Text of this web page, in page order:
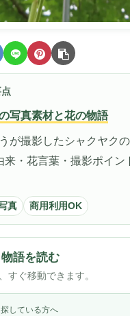
写真素材と花の物語
が撮影したシャクヤク
来・花言葉・撮影ポイン
真 商用利用OK
語を読む
すぐ移動できます。
している方へ